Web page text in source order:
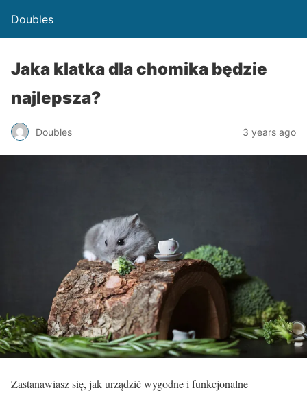
Doubles
Jaka klatka dla chomika będzie
najlepsza?
Doubles 3 years ago
Zastanawiasz się, jak urządzić wygodne i funkcjonalne